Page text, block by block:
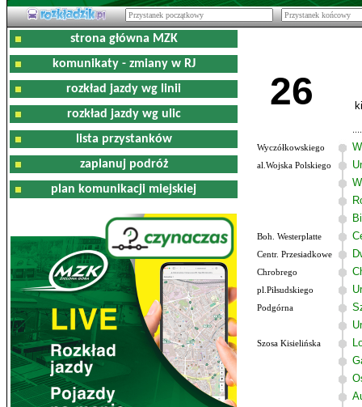
strona główna MZK
komunikaty - zmiany w RJ
rozkład jazdy wg linii
rozkład jazdy wg ulic
lista przystanków
zaplanuj podróż
plan komunikacji miejskiej
26
Wyczółkowskiego
al.Wojska Polskiego
Boh. Westerplatte
Centr. Przesiadkowe
Chrobrego
pl.Piłsudskiego
Podgórna
Szosa Kisielińska